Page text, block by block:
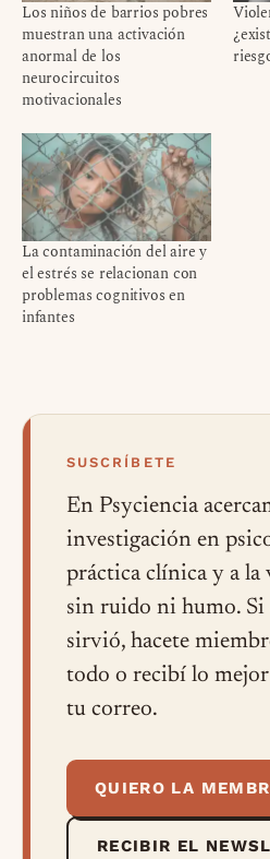
Los niños de barrios pobres
muestran una activación
anormal de los
neurocircuitos
motivacionales
La contaminación del aire y
el estrés se relacionan con
problemas cognitivos en
infantes
SUSCRÍBETE
En Psyciencia
investigación en
práctica clínica y a la
sin ruido ni humo. Si
sirvió, hacete
todo o recibí lo mejor
tu correo.
QUIERO LA
RECIBIR EL